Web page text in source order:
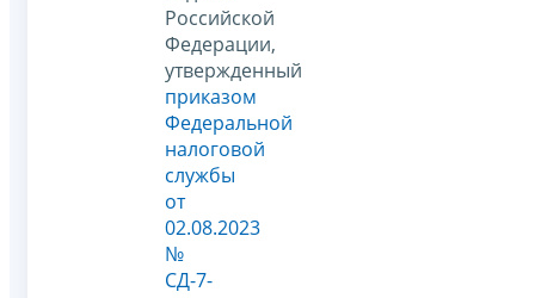
Российской
Федерации,
утвержденный
приказом
Федеральной
налоговой
службы
от
02.08.2023
№
СД-7-